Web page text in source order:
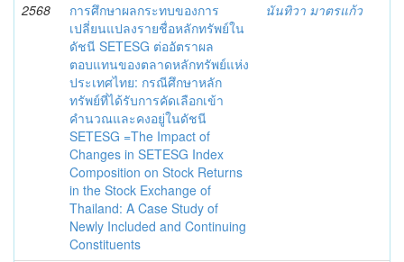
2568
การศึกษาผลกระทบของการ
เปลี่ยนแปลงรายชื่อหลักทรัพย์ใน
ดัชนี SETESG ต่ออัตราผล
ตอบแทนของตลาดหลักทรัพย์แห่ง
ประเทศไทย: กรณีศึกษาหลัก
ทรัพย์ที่ได้รับการคัดเลือกเข้า
คำนวณและคงอยู่ในดัชนี
SETESG =The Impact of
Changes in SETESG Index
Composition on Stock Returns
in the Stock Exchange of
Thailand: A Case Study of
Newly Included and Continuing
Constituents
นันทิวา มาตรแก้ว